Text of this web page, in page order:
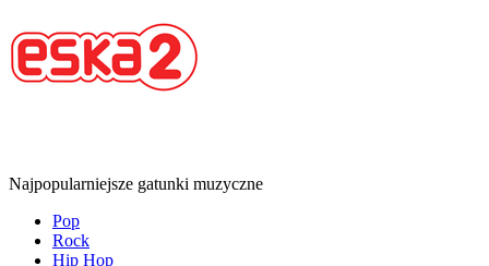
Najpopularniejsze gatunki muzyczne
Pop
Rock
Hip Hop